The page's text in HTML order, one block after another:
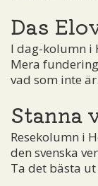
Das
I dag-kolumn i
Mera
vad som inte är.
Stanna
Resekolumn i
den svenska
Ta det bästa